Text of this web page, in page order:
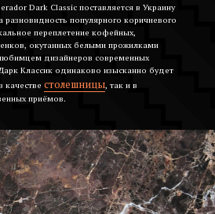
Dark Classic поставляется в Украину
популярного коричневого
переплетение кофейных,
окутанных белыми прожилками
дизайнеров современных
Классик одинаково изысканно будет
качестве столешницы, так и в
приёмов.